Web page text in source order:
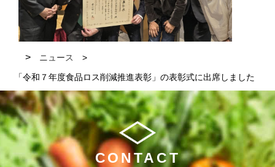
ニュース
「令和７年度食品ロス削減推進表彰」の表彰式に出席しました
CONTACT